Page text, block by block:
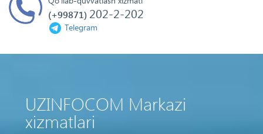
(+99871) 202-2-202
Telegram
UZINFOCOM Markazi
xizmatlari